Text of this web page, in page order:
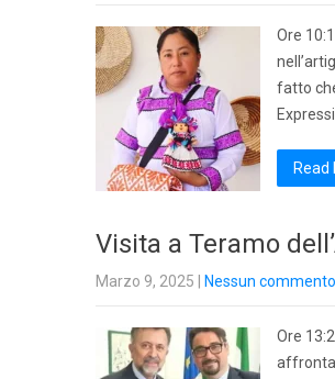
Ore
fatto
Read
Visita a Teramo
Marzo 9, 2025 Nessun commento
Ore